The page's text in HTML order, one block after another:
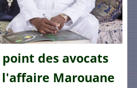
des avocats
l'affaire Marouane